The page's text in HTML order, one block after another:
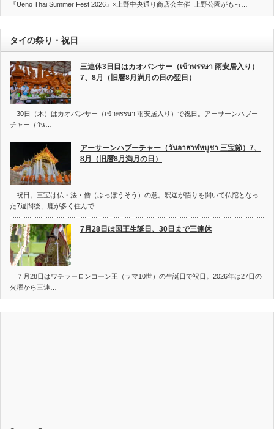
『Ueno Thai Summer Fest 2026』×上野中央通り商店会主催 上野公園がもっ…
タイの祭り・祝日
三連休3日目はカオパンサー（เข้าพรรษา 雨安居入り）
7、8月（旧暦8月満月の日の翌日）
30日（木）はカオパンサー（เข้าพรรษา 雨安居入り）で祝日。アーサーンハブー
チャー（วัน…
アーサーンハブーチャー（วันอาสาฬหบูชา 三宝節）7、
8月（旧暦8月満月の日）
祝日。三宝は仏・法・僧（ぶっぽうそう）の意。釈迦が悟りを開いて仏陀となっ
た7週間後、鹿が多く住んで…
7月28日は国王生誕日、30日まで三連休
７月28日はワチラーロンコーン王（ラマ10世）の生誕日で祝日。2026年は27日の
火曜から三連…